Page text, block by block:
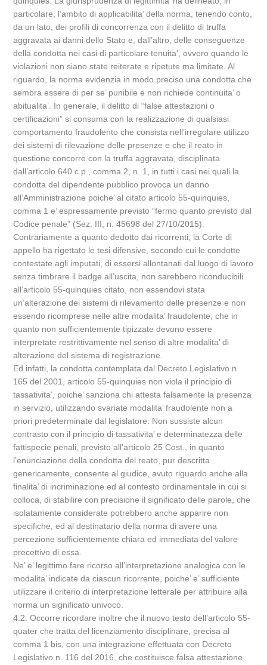
particolare, l’ambito di applicabilita’ della norma, tenendo conto,
da un lato, dei profili di concorrenza con il delitto di truffa
aggravata ai danni dello Stato e, dall’altro, delle conseguenze
della condotta nei casi di particolare tenuita’, ovvero quando le
violazioni non siano state reiterate e ripetute ma limitate. Al
riguardo, la norma evidenzia in modo preciso una condotta che
sembra essere di per se’ punibile e non richiede continuita’ o
abitualita’. In generale, il delitto di “false attestazioni o
certificazioni” si consuma con la realizzazione di qualsiasi
comportamento fraudolento che consista nell’irregolare utilizzo
dei sistemi di rilevazione delle presenze e che il reato in
questione concorre con la truffa aggravata, disciplinata
dall’articolo 640 c.p., comma 2, n. 1, in tutti i casi nei quali la
condotta del dipendente pubblico provoca un danno
all’Amministrazione poiche’ al citato articolo 55-quinquies,
comma 1 e’ espressamente previsto “fermo quanto previsto dal
Codice penale” (Sez. III, n. 45698 del 27/10/2015).
Contrariamente a quanto dedotto dai ricorrenti, la Corte di
appello ha rigettato le tesi difensive, secondo cui le condotte
contestate agli imputati, di essersi allontanati dal luogo di lavoro
senza timbrare il badge all’uscita, non sarebbero riconducibili
all’articolo 55-quinquies citato, non essendovi stata
un’alterazione dei sistemi di rilevamento delle presenze e non
essendo ricomprese nelle altre modalita’ fraudolente, che in
quanto non sufficientemente tipizzate devono essere
interpretate restrittivamente nel senso di altre modalita’ di
alterazione del sistema di registrazione.
Ed infatti, la condotta contemplata dal Decreto Legislativo n.
165 del 2001, articolo 55-quinquies non viola il principio di
tassativita’, poiche’ sanziona chi attesta falsamente la presenza
in servizio, utilizzando svariate modalita’ fraudolente non a
priori predeterminate dal legislatore. Non sussiste alcun
contrasto con il principio di tassativita’ e determinatezza delle
fattispecie penali, previsto all’articolo 25 Cost., in quanto
l’enunciazione della condotta del reato, pur descritta
genericamente, consente al giudice, avuto riguardo anche alla
finalita’ di incriminazione ed al contesto ordinamentale in cui si
colloca, di stabilire con precisione il significato delle parole, che
isolatamente considerate potrebbero anche apparire non
specifiche, ed al destinatario della norma di avere una
percezione sufficientemente chiara ed immediata del valore
precettivo di essa.
Ne’ e’ legittimo fare ricorso all’interpretazione analogica con le
modalita’ indicate da ciascun ricorrente, poiche’ e’ sufficiente
utilizzare il criterio di interpretazione letterale per attribuire alla
norma un significato univoco.
4.2. Occorre ricordare inoltre che il nuovo testo dell’articolo 55-
quater che tratta del licenziamento disciplinare, precisa al
comma 1 bis, con una integrazione effettuata con Decreto
Legislativo n. 116 del 2016, che costituisce falsa attestazione